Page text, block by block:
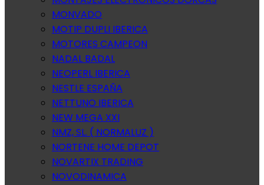
MONVADO
MOTIP DUPLI IBERICA
MOTORES CAMPEON
NADAL BADAL
NEOPERL IBERICA
NESTLE ESPAÑA
NETTUNO IBERICA
NEW MEGA XXI
NMZ, SL. ( NORMALUZ )
NORTENE HOME DEPOT
NOVARTIX TRADING
NOVODINAMICA